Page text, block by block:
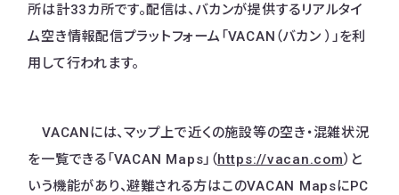
所は計33カ所です。配信は、バカンが提供するリアルタイ
ム空き情報配信プラットフォーム「VACAN（バカン ）」を利
用して行われます。
VACANには、マップ上で近くの施設等の空き・混雑状況
を一覧できる「VACAN Maps」（https://vacan.com）と
いう機能があり、避難される方はこのVACAN MapsにPC